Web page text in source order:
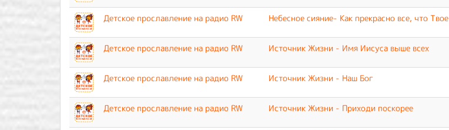
Детское прославление на радио RW Небесное сияние- Как прекрасно все, что Твое
Детское прославление на радио RW Источник Жизни - Имя Иисуса выше всех
Детское прославление на радио RW Источник Жизни - Наш Бог
Детское прославление на радио RW Источник Жизни - Приходи поскорее